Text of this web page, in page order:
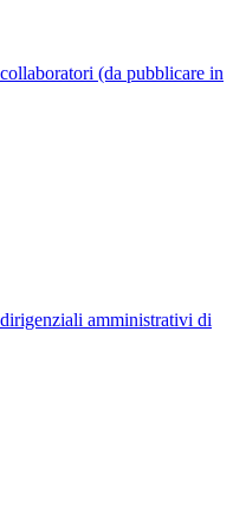
(da pubblicare in
amministrativi di